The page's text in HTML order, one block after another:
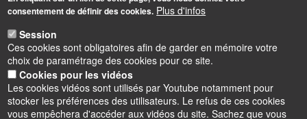
IUT de l'Indre (siège social, BUT GEA, BUT GEII)
2 avenue François Mitterrand
36000 CHATEAUROUX (France)
Téléphone02 54 08 25 50
IUT de l'Indre (BUT MLT, BUT TC)
6 rue Georges Brassens
36100 ISSOUDUN (France)
Téléphone02 54 03 59 03
consentement de définir des cookies. Plus d'infos
Session
Ces cookies sont obligatoires afin de garder en mémoire votre
choix de paramétrage des cookies pour ce site.
Cookies pour les vidéos
Les cookies vidéos sont utilisés par Youtube notamment pour
stocker les préférences des utilisateurs. Le refus de ces cookies
vous empêchera d'accéder aux vidéos du site. Sachez que vous